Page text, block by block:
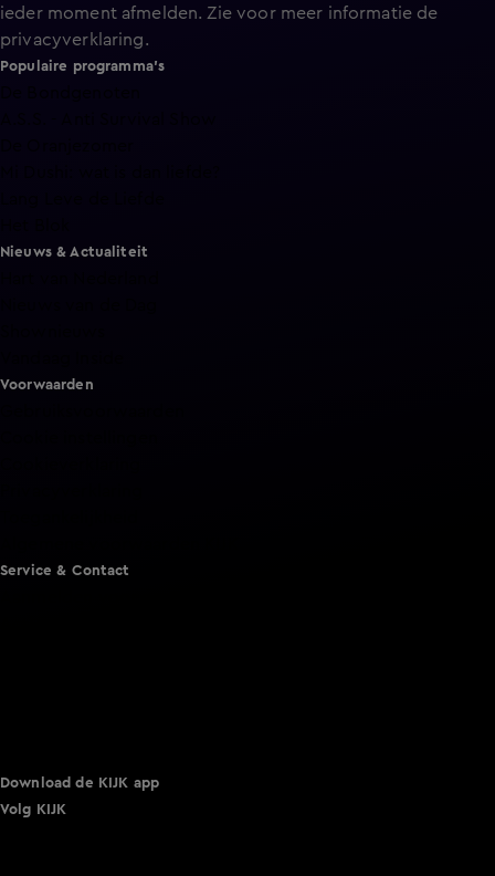
ieder moment afmelden. Zie voor meer informatie de
privacyverklaring.
Populaire programma's
Nieuws & Actualiteit
Voorwaarden
Service & Contact
Download de KIJK app
Volg KIJK